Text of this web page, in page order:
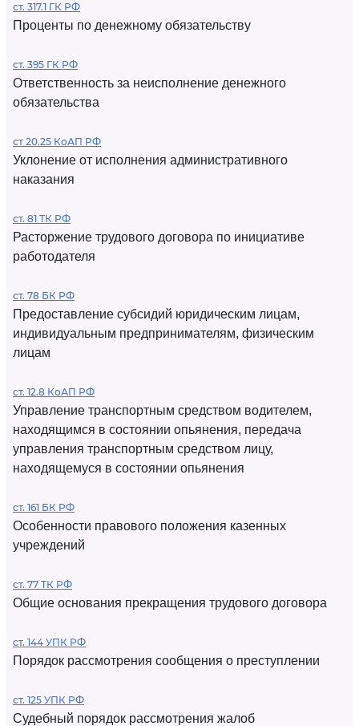
ст. 317.1 ГК РФ
Проценты по денежному обязательству
ст. 395 ГК РФ
Ответственность за неисполнение денежного
обязательства
ст 20.25 КоАП РФ
Уклонение от исполнения административного
наказания
ст. 81 ТК РФ
Расторжение трудового договора по инициативе
работодателя
ст. 78 БК РФ
Предоставление субсидий юридическим лицам,
индивидуальным предпринимателям, физическим
лицам
ст. 12.8 КоАП РФ
Управление транспортным средством водителем,
находящимся в состоянии опьянения, передача
управления транспортным средством лицу,
находящемуся в состоянии опьянения
ст. 161 БК РФ
Особенности правового положения казенных
учреждений
ст. 77 ТК РФ
Общие основания прекращения трудового договора
ст. 144 УПК РФ
Порядок рассмотрения сообщения о преступлении
ст. 125 УПК РФ
Судебный порядок рассмотрения жалоб